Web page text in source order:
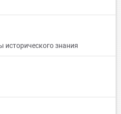
исторического знания